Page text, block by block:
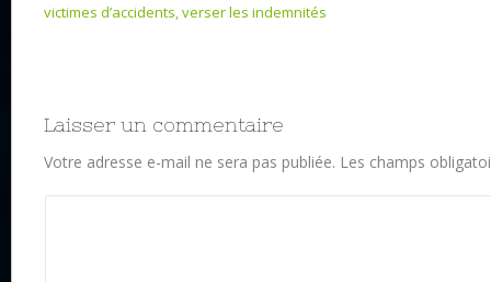
victimes d’accidents,verser les indemnités
Laisser un commentaire
Votre adresse e-mail ne sera pas publiée. Les champs